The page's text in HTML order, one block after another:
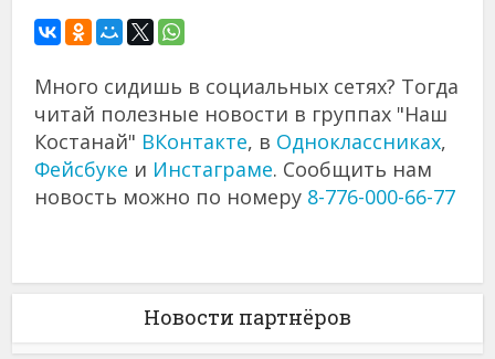
Много сидишь в социальных сетях? Тогда
читай полезные новости в группах "Наш
Костанай" ВКонтакте, в Одноклассниках,
Фейсбуке и Инстаграме. Сообщить нам
новость можно по номеру 8-776-000-66-77
Новости партнёров